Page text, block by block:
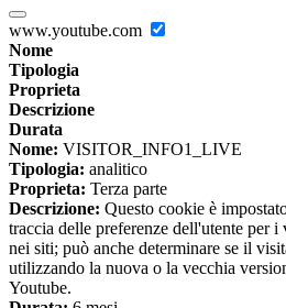
www.youtube.com
Nome
Tipologia
Proprieta
Descrizione
Durata
Nome: VISITOR_INFO1_LIVE
Tipologia: analitico
Proprieta: Terza parte
Descrizione: Questo cookie è
traccia delle preferenze dell'utente per
nei siti; può anche determinare se il
utilizzando la nuova o la vecchia
Youtube.